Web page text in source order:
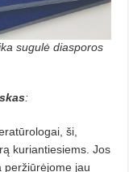
sugulė diasporos
:
ši,
kuriantiesiems. Jos
peržiūrėjome jau